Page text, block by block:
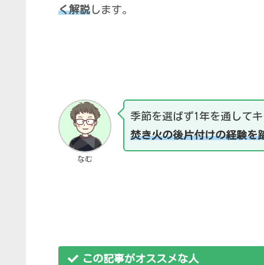
く解説 します。
なむ
季節を選ばず1年を通して
焚き火の後片付けの経験を
この記事がオススメな人